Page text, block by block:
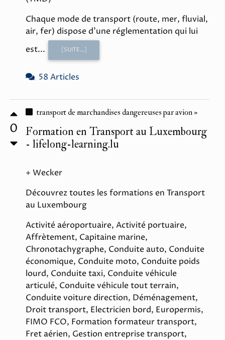
Chaque mode de transport (route, mer, fluvial,
air, fer) dispose d'une réglementation qui lui
est...
[SUITE...]
58 Articles
0
transport de marchandises dangereuses par avion »
Formation en Transport au Luxembourg
- lifelong-learning.lu
+ Wecker
Découvrez toutes les formations en Transport
au Luxembourg
Activité aéroportuaire, Activité portuaire,
Affrètement, Capitaine marine,
Chronotachygraphe, Conduite auto, Conduite
économique, Conduite moto, Conduite poids
lourd, Conduite taxi, Conduite véhicule
articulé, Conduite véhicule tout terrain,
Conduite voiture direction, Déménagement,
Droit transport, Electricien bord, Europermis,
FIMO FCO, Formation formateur transport,
Fret aérien, Gestion entreprise transport,